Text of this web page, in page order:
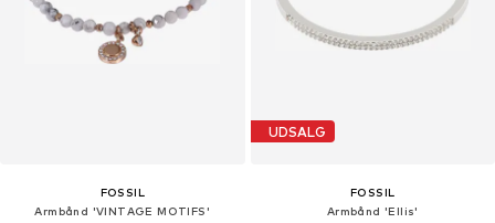
FOSSIL
Armbånd 'VINTAGE MOTIFS'
UDSALG
FOSSIL
Armbånd 'Ellis'